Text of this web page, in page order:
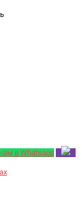
в Whatsapp